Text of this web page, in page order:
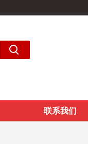
联系我们